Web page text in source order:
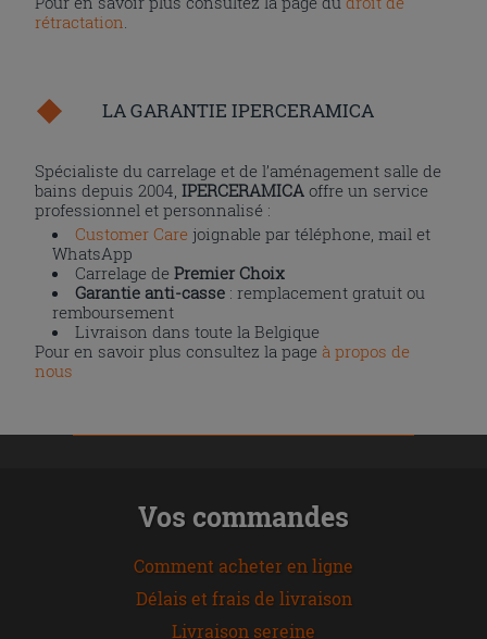
rétractation.
LA GARANTIE IPERCERAMICA
Spécialiste du carrelage et de l’aménagement salle de
bains depuis 2004,IPERCERAMICA offre un service
professionnel et personnalisé :
Customer Care joignable par téléphone, mail et
WhatsApp
Carrelage dePremier Choix
Garantie anti-casse : remplacement gratuit ou
remboursement
Livraison dans toute la Belgique
Pour en savoir plus consultez la page à propos de
nous
Vos commandes
Comment acheter en ligne
Délais et frais de livraison
Livraison sereine